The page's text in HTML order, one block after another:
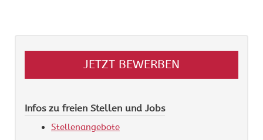
JETZT BEWERBEN
Infos zu freien Stellen und Jobs
Stellenangebote